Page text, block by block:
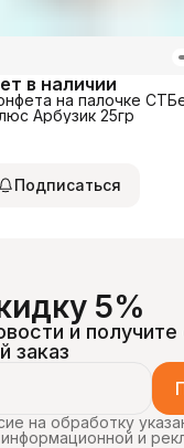
в наличии
на палочке
Арбузик 25гр
Подписаться
5%
и получите
заказ
на обработку
и